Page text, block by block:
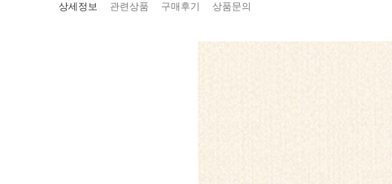
상세정보 관련상품 구매후기 상품문의